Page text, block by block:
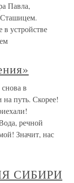
Павла,
в устройстве
в
на путь. Скорее!
речной
Значит, нас
СИБИРИ